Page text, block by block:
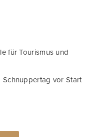
für Tourismus und
Schnuppertag vor Start